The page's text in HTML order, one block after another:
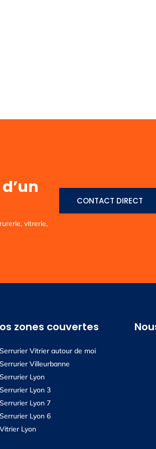
vitrerie,
CONTACT DIRECT
zones couvertes
Serrurier Vitrier autour de moi
Serrurier Villeurbanne
Serrurier Lyon
Serrurier Lyon 3
Serrurier Lyon 7
Serrurier Lyon 6
Vitrier Lyon